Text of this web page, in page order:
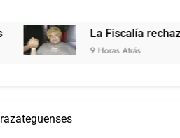
La Fiscalía rechazó el
9 Horas Atrás